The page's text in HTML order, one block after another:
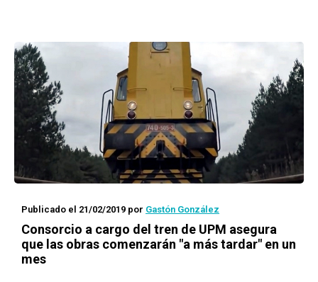
Publicado el 21/02/2019 por Gastón González
Consorcio a cargo del tren de UPM asegura
que las obras comenzarán "a más tardar" en un
mes